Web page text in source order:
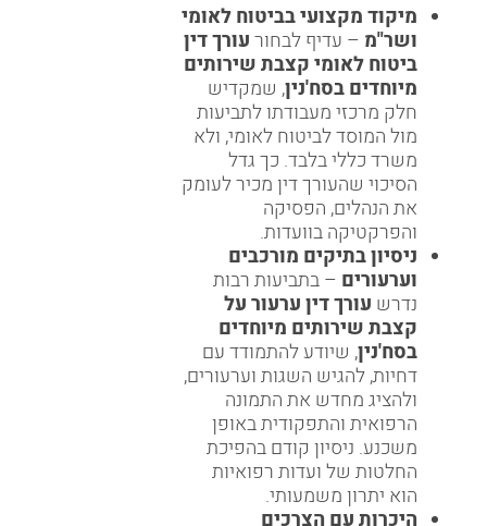
מיקוד מקצועי בביטוח לאומי
ושר"מ – עדיף לבחורעורך דין
ביטוח לאומי קצבת שירותים
מיוחדים בסח'נין, שמקדיש
חלק מרכזי מעבודתו לתביעות
מול המוסד לביטוח לאומי, ולא
משרד כללי בלבד. כך גדל
הסיכוי שהעורך דין מכיר לעומק
את הנהלים, הפסיקה
והפרקטיקה בוועדות.
ניסיון בתיקים מורכבים
וערעורים – בתביעות רבות
נדרש עורך דין ערעור על
קצבת שירותים מיוחדים
בסח'נין, שיודע להתמודד עם
דחיות, להגיש השגות וערעורים,
ולהציג מחדש את התמונה
הרפואית והתפקודית באופן
משכנע. ניסיון קודם בהפיכת
החלטות של ועדות רפואיות
הוא יתרון משמעותי.
היכרות עם הצרכים